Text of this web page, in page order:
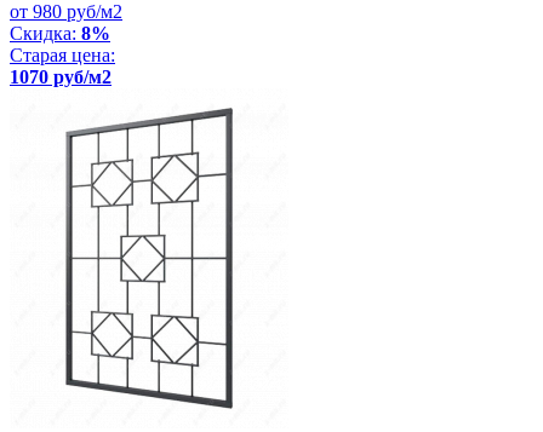
от 980 руб/м2
Скидка: 8%
Старая цена:
1070 руб/м2